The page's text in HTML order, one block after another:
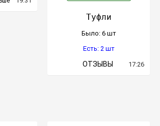
Туфли
Было: 6 шт
Есть: 2 шт
ОТЗЫВЫ 17:26